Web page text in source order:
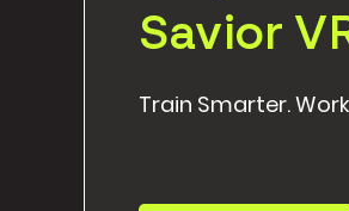
Savior
Train Smarter.